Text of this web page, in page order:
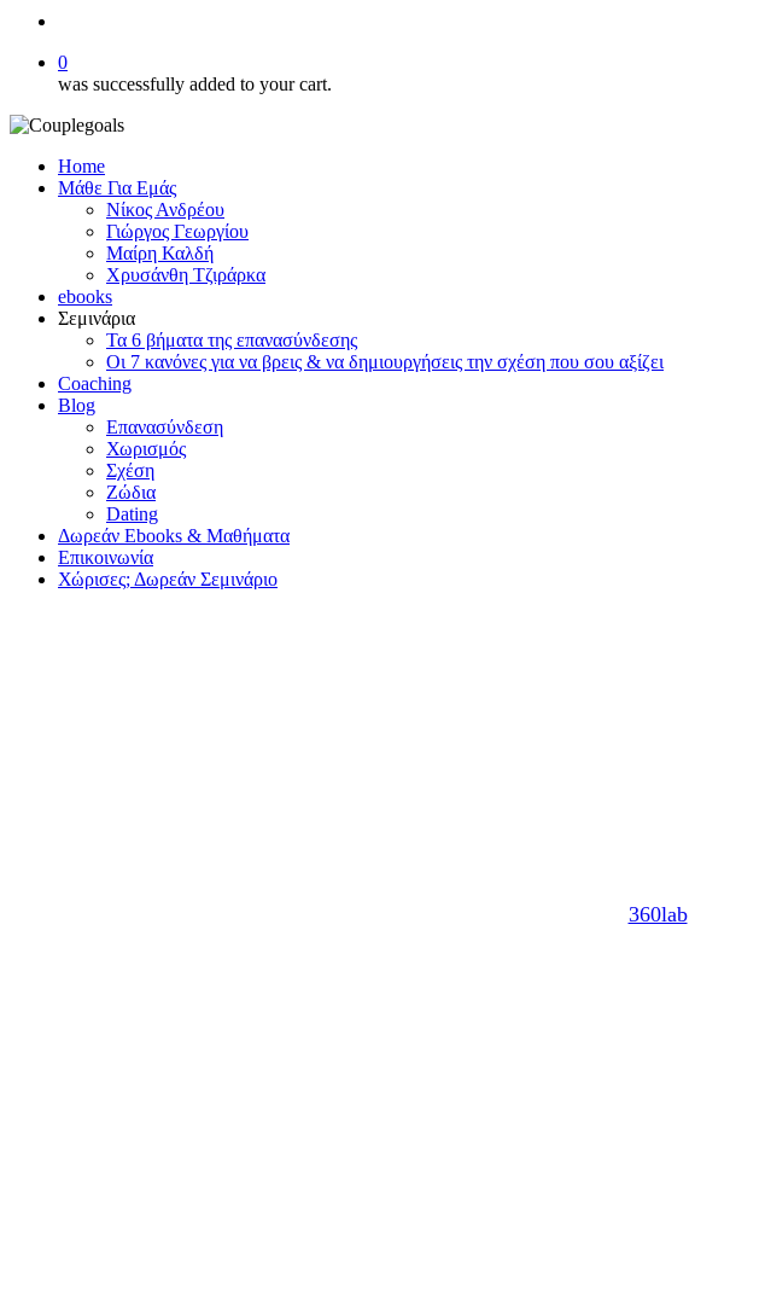
0
was successfully added to your cart.
Home
Μάθε Για Εμάς
Νίκος Ανδρέου
Γιώργος Γεωργίου
Μαίρη Καλδή
Χρυσάνθη Τζιράρκα
ebooks
Σεμινάρια
Τα 6 βήματα της επανασύνδεσης
Οι 7 κανόνες για να βρεις & να δημιουργήσεις την σχέση που σου αξίζει
Coaching
Blog
Επανασύνδεση
Χωρισμός
Σχέση
Ζώδια
Dating
Δωρεάν Ebooks & Μαθήματα
Επικοινωνία
Χώρισες; Δωρεάν Σεμινάριο
360lab08/09/2021